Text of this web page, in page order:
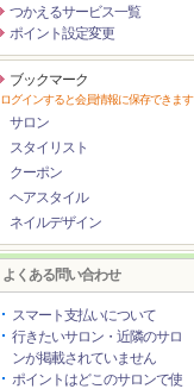
つかえるサービス一覧
ポイント設定変更
ブックマーク
ログインすると会員情報に保存できます
サロン
スタイリスト
クーポン
ヘアスタイル
ネイルデザイン
よくある問い合わせ
スマート支払いについて
行きたいサロン・近隣のサロ
ンが掲載されていません
ポイントはどこのサロンで使